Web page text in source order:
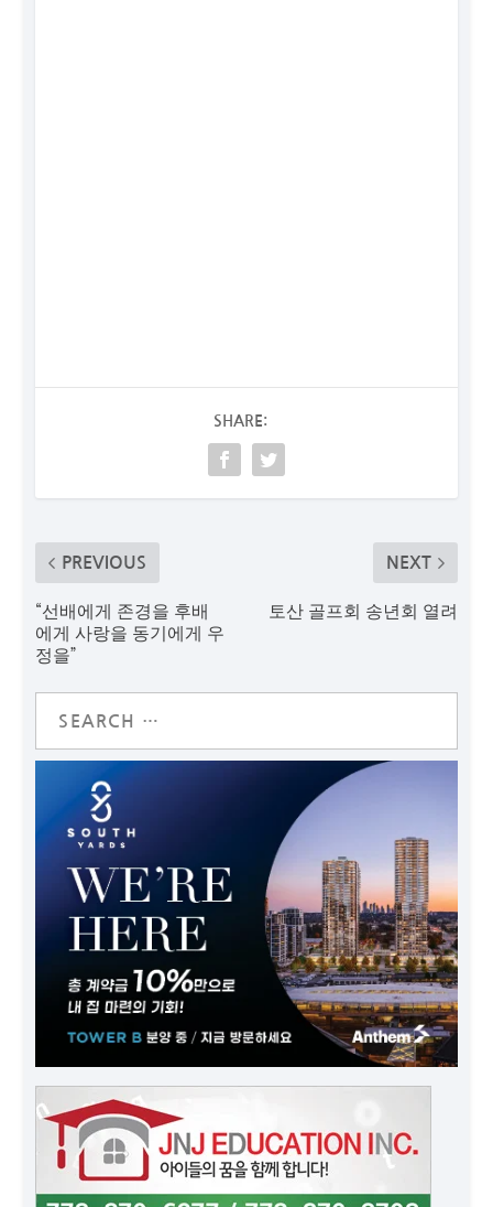
SHARE:
PREVIOUS
“선배에게 존경을 후배
에게 사랑을 동기에게 우
정을”
NEXT
토산 골프회 송년회 열려